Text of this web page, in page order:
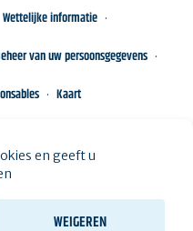
Wettelijke informatie
van uw persoonsgegevens
Kaart
en geeft u
WEIGEREN